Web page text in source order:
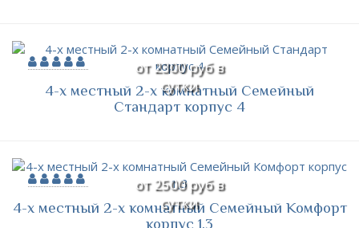
от 2300 руб в
сутки
4-х местный 2-х комнатный Семейный
Стандарт корпус 4
от 2500 руб в
сутки
4-х местный 2-х комнатный Семейный Комфорт
корпус 1,3